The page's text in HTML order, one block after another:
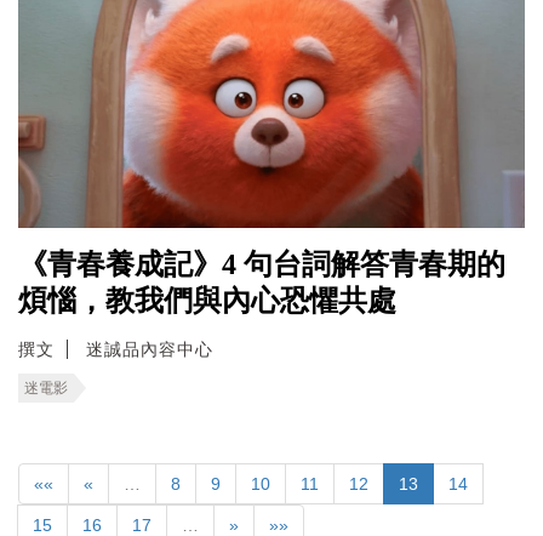
《青春養成記》4 句台詞解答青春期的
煩惱，教我們與內心恐懼共處
撰文 迷誠品內容中心
迷電影
«« « 8 9 10 11 12 13 14
15 16 17 » »»